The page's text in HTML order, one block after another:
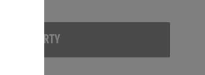
Z OFERTY